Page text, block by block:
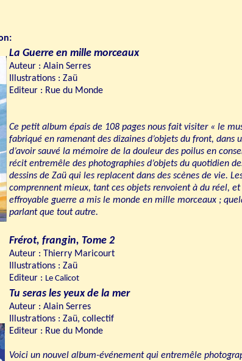
La Guerre en mille morceaux
Auteur : Alain Serres
Illustrations : Zaü
Editeur : Rue du Monde
Ce petit album épais de 108 pages nous fait visiter « le
fabriqué en ramenant des dizaines d’objets du front,
d’avoir sauvé la mémoire de la douleur des poilus en
récit entremêle des photographies d’objets du quotidien
dessins de Zaü qui les replacent dans des scènes de vie.
comprennent mieux, tant ces objets renvoient à du réel,
effroyable guerre a mis le monde en mille morceaux ;
parlant que tout autre.
Frérot, frangin, Tome 2
Auteur : Thierry Maricourt
Illustrations : Zaü
Editeur : Le Calicot
Tu seras les yeux de la mer
Auteur : Alain Serres
Illustrations : Zaü, collectif
Editeur : Rue du Monde
Voici un nouvel album-événement qui entremêle